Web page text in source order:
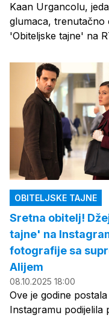
Kaan Urgancolu,
glumaca, trenutačno
'Obiteljske tajne' na
OBITELJSKE TAJNE
Sretna obitelj!
tajne' na
fotografije sa
Alijem
08.10.2025 18:00
Ove je godine
Instagramu podijelila